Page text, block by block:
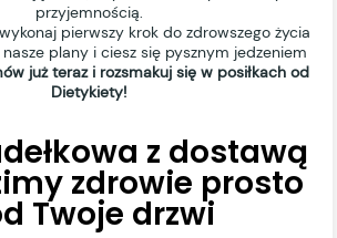
przyjemnością.
pierwszy krok do zdrowszego życia
plany i ciesz się pysznym jedzeniem
już teraz i rozsmakuj się w posiłkach od
Dietykiety!
z dostawą
zdrowie prosto
Twoje drzwi